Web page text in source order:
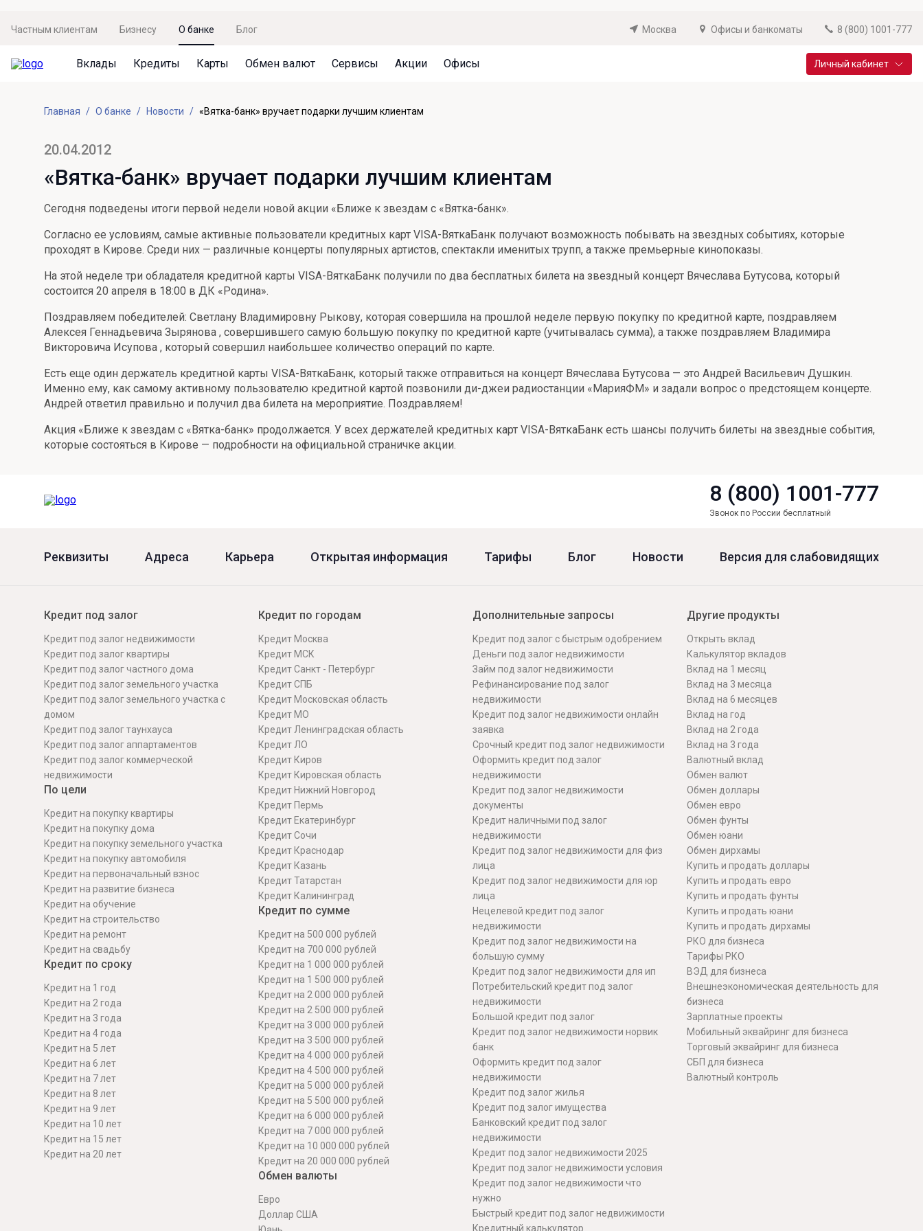
Частным клиентам Бизнесу О банке Блог Москва Офисы и банкоматы 8 (800) 1001-777
Вклады
Не упусти момент
Просто вклад
Накопительный
Фиксируй доход
Новый старт
Валютный плюс
Онлайн
Система страхования вкладов
Архив вкладов
Кредиты
Кредит под залог недвижимости
Рефинансирование
Кредит на автомобиль
Все кредиты
Привилегии для клиентов
Реструктуризация
Подбор новой недвижимости
Карты
Дебетовая карта с пакетом услуг
Премиальная карта Mir Supreme
Пенсионная карта
Все карты
Документы
Кешбэк
Обмен валют
Курсы валют
Бронирование валюты
Курсы валют ЦБ
Сервисы
Оплата кредита
Оценка недвижимости
Подбор новой недвижимости
Mir Pay
Госуслуги
Регистрация в ЕБС
Удаленная идентификация
Мобильное приложение
Подтверждение согласия через Госуслуги
Все сервисы
Акции
Акция «Приведи друга»
Акция «Ставка на бизнес»
Офисы Личный кабинет
Главная О банке Новости «Вятка-банк» вручает подарки лучшим клиентам
20.04.2012
«Вятка-банк» вручает подарки лучшим клиентам
Сегодня подведены итоги первой недели новой акции «Ближе к звездам с «Вятка-банк».
Согласно ее условиям, самые активные пользователи кредитных карт VISA-ВяткаБанк получают возможность побывать на звездных событиях, которые
проходят в Кирове. Среди них — различные концерты популярных артистов, спектакли именитых трупп, а также премьерные кинопоказы.
На этой неделе три обладателя кредитной карты VISA-ВяткаБанк получили по два бесплатных билета на звездный концерт Вячеслава Бутусова, который
состоится 20 апреля в 18:00 в ДК «Родина».
Поздравляем победителей: Светлану Владимировну Рыкову, которая совершила на прошлой неделе первую покупку по кредитной карте, поздравляем
Алексея Геннадьевича Зырянова , совершившего самую большую покупку по кредитной карте (учитывалась сумма), а также поздравляем Владимира
Викторовича Исупова , который совершил наибольшее количество операций по карте.
Есть еще один держатель кредитной карты VISA-ВяткаБанк, который также отправиться на концерт Вячеслава Бутусова — это Андрей Васильевич Душкин.
Именно ему, как самому активному пользователю кредитной картой позвонили ди-джеи радиостанции «МарияФМ» и задали вопрос о предстоящем концерте.
Андрей ответил правильно и получил два билета на мероприятие. Поздравляем!
Акция «Ближе к звездам с «Вятка-банк» продолжается. У всех держателей кредитных карт VISA-ВяткаБанк есть шансы получить билеты на звездные события,
которые состояться в Кирове — подробности на официальной страничке акции.
8 (800) 1001-777
Звонок по России бесплатный
Реквизиты Адреса Карьера Открытая информация Тарифы Блог Новости Версия для слабовидящих
Кредит под залог
Кредит под залог недвижимости
Кредит под залог квартиры
Кредит под залог частного дома
Кредит под залог земельного участка
Кредит под залог земельного участка с
домом
Кредит под залог таунхауса
Кредит под залог аппартаментов
Кредит под залог коммерческой
недвижимости
По цели
Кредит на покупку квартиры
Кредит на покупку дома
Кредит на покупку земельного участка
Кредит на покупку автомобиля
Кредит на первоначальный взнос
Кредит на развитие бизнеса
Кредит на обучение
Кредит на строительcтво
Кредит на ремонт
Кредит на свадьбу
Кредит по сроку
Кредит на 1 год
Кредит на 2 года
Кредит на 3 года
Кредит на 4 года
Кредит на 5 лет
Кредит на 6 лет
Кредит на 7 лет
Кредит на 8 лет
Кредит на 9 лет
Кредит на 10 лет
Кредит на 15 лет
Кредит на 20 лет
Кредит по городам
Кредит Москва
Кредит МСК
Кредит Санкт - Петербург
Кредит СПБ
Кредит Московская область
Кредит МО
Кредит Ленинградская область
Кредит ЛО
Кредит Киров
Кредит Кировская область
Кредит Нижний Новгород
Кредит Пермь
Кредит Екатеринбург
Кредит Сочи
Кредит Краснодар
Кредит Казань
Кредит Татарстан
Кредит Калининград
Кредит по сумме
Кредит на 500 000 рублей
Кредит на 700 000 рублей
Кредит на 1 000 000 рублей
Кредит на 1 500 000 рублей
Кредит на 2 000 000 рублей
Кредит на 2 500 000 рублей
Кредит на 3 000 000 рублей
Кредит на 3 500 000 рублей
Кредит на 4 000 000 рублей
Кредит на 4 500 000 рублей
Кредит на 5 000 000 рублей
Кредит на 5 500 000 рублей
Кредит на 6 000 000 рублей
Кредит на 7 000 000 рублей
Кредит на 10 000 000 рублей
Кредит на 20 000 000 рублей
Обмен валюты
Евро
Доллар США
Дополнительные запросы
Кредит под залог с быстрым одобрением
Деньги под залог недвижимости
Займ под залог недвижимости
Рефинансирование под залог
недвижимости
Кредит под залог недвижимости онлайн
заявка
Срочный кредит под залог недвижимости
Оформить кредит под залог
недвижимости
Кредит под залог недвижимости
документы
Кредит наличными под залог
недвижимости
Кредит под залог недвижимости для физ
лица
Кредит под залог недвижимости для юр
лица
Нецелевой кредит под залог
недвижимости
Кредит под залог недвижимости на
большую сумму
Кредит под залог недвижимости для ип
Потребительский кредит под залог
недвижимости
Большой кредит под залог
Кредит под залог недвижимости норвик
банк
Оформить кредит под залог
недвижимости
Кредит под залог жилья
Кредит под залог имущества
Банковский кредит под залог
недвижимости
Кредит под залог недвижимости 2025
Кредит под залог недвижимости условия
Кредит под залог недвижимости что
нужно
Быстрый кредит под залог недвижимости
Кредитный калькулятор
Другие продукты
Открыть вклад
Калькулятор вкладов
Вклад на 1 месяц
Вклад на 3 месяца
Вклад на 6 месяцев
Вклад на год
Вклад на 2 года
Вклад на 3 года
Валютный вклад
Обмен валют
Обмен доллары
Обмен евро
Обмен фунты
Обмен юани
Обмен дирхамы
Купить и продать доллары
Купить и продать евро
Купить и продать фунты
Купить и продать юани
Купить и продать дирхамы
РКО для бизнеса
Тарифы РКО
ВЭД для бизнеса
Внешнеэкономическая деятельность для
бизнеса
Зарплатные проекты
Мобильный эквайринг для бизнеса
Торговый эквайринг для бизнеса
СБП для бизнеса
Валютный контроль